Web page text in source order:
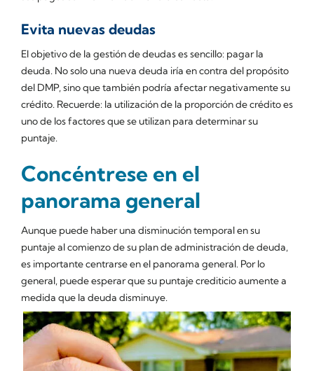
Evita nuevas deudas
El objetivo de la gestión de deudas es sencillo: pagar la
deuda. No solo una nueva deuda iría en contra del propósito
del DMP, sino que también podría afectar negativamente su
crédito. Recuerde: la utilización de la proporción de crédito es
uno de los factores que se utilizan para determinar su
puntaje.
Concéntrese en el
panorama general
Aunque puede haber una disminución temporal en su
puntaje al comienzo de su plan de administración de deuda,
es importante centrarse en el panorama general. Por lo
general, puede esperar que su puntaje crediticio aumente a
medida que la deuda disminuye.